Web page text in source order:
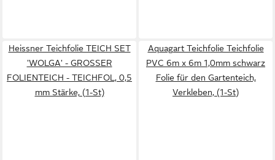
Heissner Teichfolie TEICH SET
'WOLGA' - GROSSER
FOLIENTEICH - TEICHFOL, 0,5
mm Stärke, (1-St)
Aquagart Teichfolie Teichfolie
PVC 6m x 6m 1,0mm schwarz
Folie für den Gartenteich,
Verkleben, (1-St)